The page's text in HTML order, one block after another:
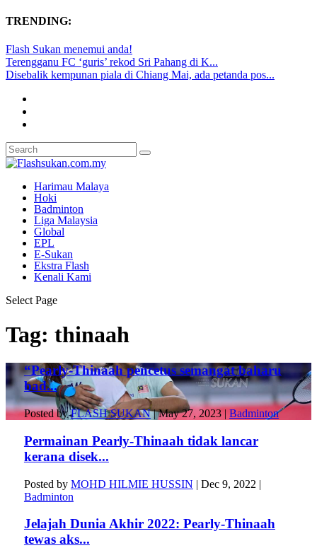
TRENDING:
Flash Sukan menemui anda!
Terengganu FC ‘guris’ rekod Sri Pahang di K...
Disebalik kempunan piala di Chiang Mai, ada petanda pos...
Harimau Malaya
Hoki
Badminton
Liga Malaysia
Global
EPL
E-Sukan
Ekstra Flash
Kenali Kami
Select Page
Tag: thinaah
“Pearly-Thinaah pencetus semangat baharu
bad...
Posted byFLASH SUKAN|May 27, 2023| Badminton
Permainan Pearly-Thinaah tidak lancar
kerana disek...
Posted by MOHD HILMIE HUSSIN | Dec 9, 2022 |
Badminton
Jelajah Dunia Akhir 2022: Pearly-Thinaah
tewas aks...